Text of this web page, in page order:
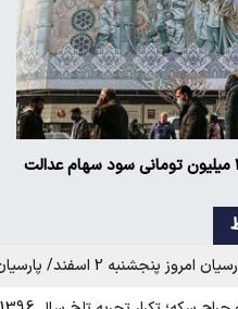
ماجرای واریز ۳ میلیون تومانی سود سهام عدالت
2 اسفند/ پارسیان 300 سوت چند؟